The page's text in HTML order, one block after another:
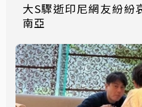
大S驟逝印尼網友紛紛
南亞